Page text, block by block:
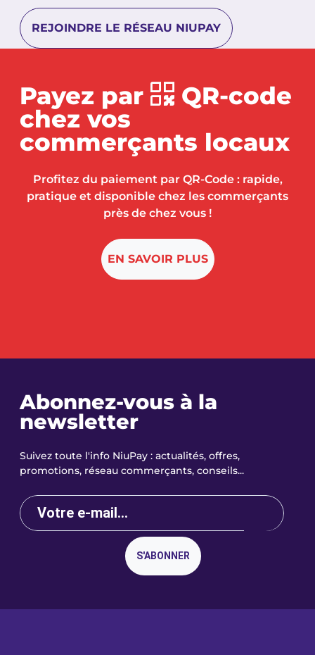
REJOINDRE LE RÉSEAU NIUPAY
Payez par QR-code
chez vos
commerçants locaux
Profitez du paiement par QR-Code : rapide,
pratique et disponible chez les commerçants
près de chez vous !
EN SAVOIR PLUS
Abonnez-vous à la
newsletter
Suivez toute l'info NiuPay : actualités, offres,
promotions, réseau commerçants, conseils...
S'ABONNER